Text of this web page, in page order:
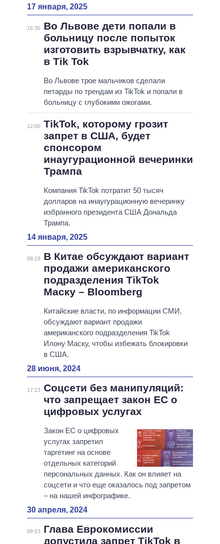
17 января, 2025
16:35
Во Львове дети попали в
больницу после попыток
изготовить взрывчатку, как
в Тik Tok
Во Львове трое мальчиков сделали
петарды по трендам из TikTok и попали в
больницу с глубокими ожогами.
12:00 TikTok, которому грозит
запрет в США, будет
спонсором
инаугурационной вечеринки
Трампа
Компания TikTok потратит 50 тысяч
долларов на инаугурационную вечеринку
избранного президента США Дональда
Трампа.
14 января, 2025
08:19
В Китае обсуждают вариант
продажи американского
подразделения TikTok
Маску – Bloomberg
Китайские власти, по информации СМИ,
обсуждают вариант продажи
американского подразделения TikTok
Илону Маску, чтобы избежать блокировки
в США.
28 июня, 2024
17:13 Соцсети без манипуляций:
что запрещает закон ЕС о
цифровых услугах
Закон ЕС о цифровых
услугах запретил
таргетинг на основе
отдельных категорий
персональных данных. Как он влияет на
соцсети и что еще оказалось под запретом
– на нашей инфографике.
30 апреля, 2024
09:53
Глава Еврокомиссии
допустила запрет TikTok в